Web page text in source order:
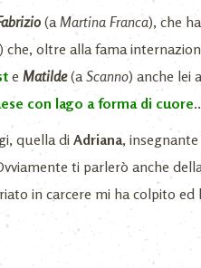
(aMartina Franca), che ha
) che, oltre alla fama
e Matilde(aScanno) anche lei
con lago a forma di cuore
quella di Adriana,
ti parlerò anche
in carcere mi ha colpito ed